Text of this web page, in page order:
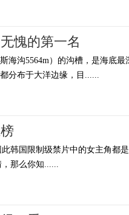
愧的第一名
海沟5564m）的沟槽，是海底最
分布于大洋边缘，目......
韩国限制级禁片中的女主角都
那么你知......